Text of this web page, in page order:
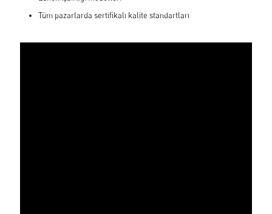
Tüm pazarlarda sertifikalı kalite standartları